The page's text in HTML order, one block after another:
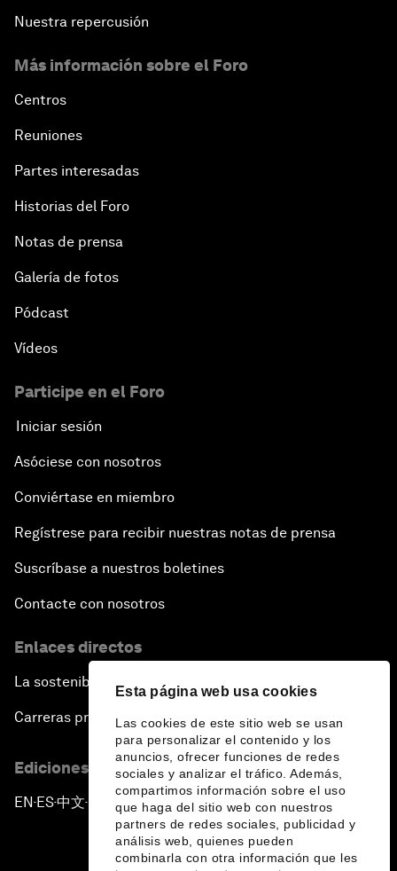
Esta página web usa cookies
Las cookies de este sitio web se usan
para personalizar el contenido y los
anuncios, ofrecer funciones de redes
sociales y analizar el tráfico. Además,
compartimos información sobre el uso
que haga del sitio web con nuestros
partners de redes sociales, publicidad y
análisis web, quienes pueden
combinarla con otra información que les
Nuestra repercusión
Más información sobre el Foro
Centros
Reuniones
Partes interesadas
Historias del Foro
Notas de prensa
Galería de fotos
Pódcast
Vídeos
Participe en el Foro
Iniciar sesión
Asóciese con nosotros
Conviértase en miembro
Regístrese para recibir nuestras notas de prensa
Suscríbase a nuestros boletines
Contacte con nosotros
Enlaces directos
La sostenibilidad en el Foro
Carreras profesionales
Ediciones en otros idiomas
EN ▪ES▪中文▪ 日本語